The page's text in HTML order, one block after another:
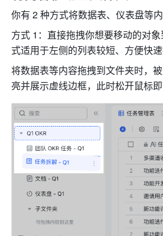
你有 2 种方式将数据表、仪表盘等
方式 1：直接拖拽你想要移动的对
式适用于左侧的列表较短、方便快速
将数据表等内容拖拽到文件夹时，
亮并展示虚线边框，此时松开鼠标即